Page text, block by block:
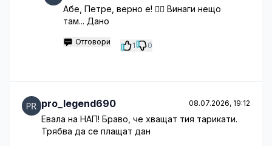
Абе, Петре, верно е! 🤦‍♀️ Винаги нещо
там... Дано
Отговори 1 0
pro_legend690 08.07.2026, 19:12
Евала на НАП! Браво, че хващат тия тарикати.
Трябва да се плащат дан